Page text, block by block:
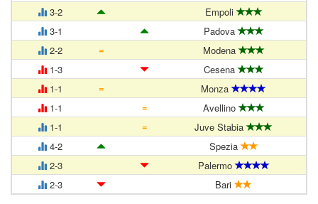
3-2
Empoli
3-1
Padova
2-2
=
Modena
1-3
Cesena
1-1
=
Monza
1-1
=
Avellino
1-1
=
Juve Stabia
4-2
Spezia
2-3
Palermo
2-3
Bari